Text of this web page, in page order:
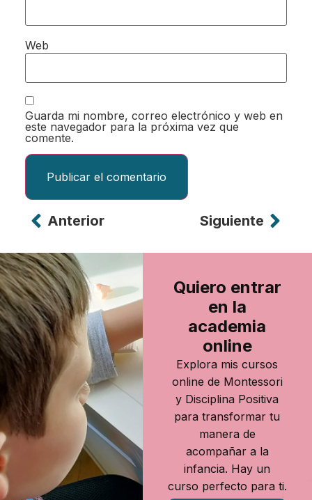
Web
Guarda mi nombre, correo electrónico y web en
este navegador para la próxima vez que
comente.
Alternative:
Anterior Siguiente
Quiero entrar
en la
academia
online
Explora mis cursos
online de Montessori
y Disciplina Positiva
para transformar tu
manera de
acompañar a la
infancia. Hay un
curso perfecto para ti.